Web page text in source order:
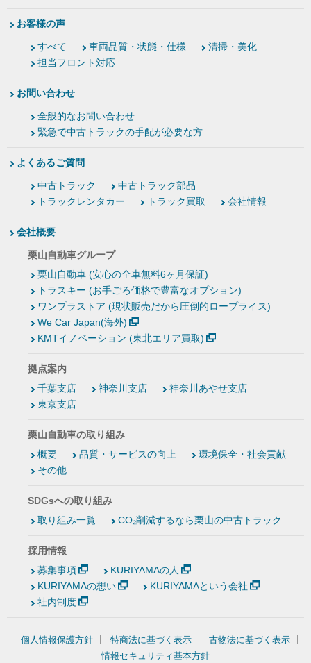
お客様の声
すべて 車両品質・状態・仕様
清掃・美化
担当フロント対応
お問い合わせ
全般的なお問い合わせ
緊急で中古トラックの手配が必要な方
よくあるご質問
中古トラック
中古トラック部品
トラックレンタカー
トラック買取 会社情報
会社概要
栗山自動車グループ
栗山自動車 (安心の全車無料6ヶ月保証)
トラスキー (お手ごろ価格で豊富なオプション)
ワンプラストア (現状販売だから圧倒的ロープライス)
We Car Japan(海外)
KMTイノベーション (東北エリア買取)
拠点案内
千葉支店
神奈川支店
神奈川あやせ支店
東京支店
栗山自動車の取り組み
概要
品質・サービスの向上
環境保全・社会貢献
その他
SDGsへの取り組み
取り組み一覧
CO₂削減するなら栗山の中古トラック
採用情報
募集事項
KURIYAMAの人
KURIYAMAの想い
KURIYAMAという会社
社内制度
個人情報保護方針 特商法に基づく表示
古物法に基づく表示
情報セキュリティ基本方針